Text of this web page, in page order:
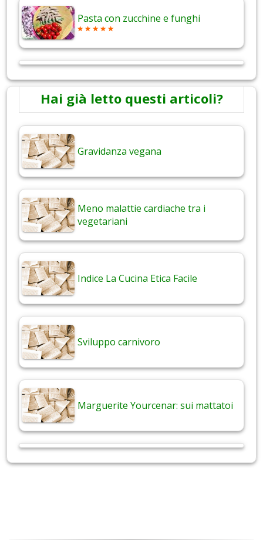
Pasta con zucchine e funghi
Hai già letto questi articoli?
Gravidanza vegana
Meno malattie cardiache tra i
vegetariani
Indice La Cucina Etica Facile
Sviluppo carnivoro
Marguerite Yourcenar: sui mattatoi